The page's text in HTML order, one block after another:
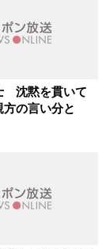
沈黙を貫いて
の言い分と